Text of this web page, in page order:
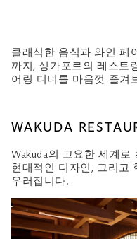
클래식한 음식과 와인 페
까지, 싱가포르의 레스토
어링 디너를 마음껏 즐겨
WAKUDA
Wakuda의 고요한 세계
현대적인 디자인, 그리고
우러집니다.